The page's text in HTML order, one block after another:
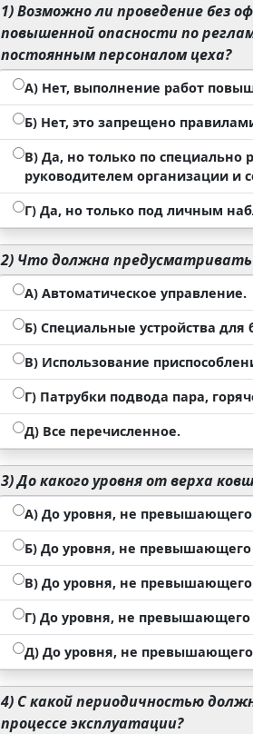
1)Возможно ли проведение без
повышенной опасности по
постоянным персоналом цеха?
А) Нет, выполнение работ
Б) Нет, это запрещено
В) Да, но только по
руководителем организации и
Г) Да, но только под личным
2) Что должна
А) Автоматическое управление.
Б) Специальные устройства
В) Использование
Г) Патрубки подвода пара,
Д) Все перечисленное.
3)До какого уровня от верха
А) До уровня, не
Б) До уровня, не
В) До уровня, не
Г) До уровня, не
Д) До уровня, не
4) С какой периодичностью
процессе эксплуатации?